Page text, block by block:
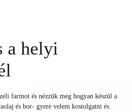
a helyi
farmot és nézzük meg hogyan készül a
és bor- gyere velem kostolgatni és